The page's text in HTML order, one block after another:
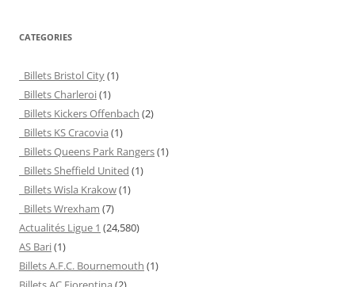
CATEGORIES
Billets Bristol City(1)
Billets Charleroi(1)
Billets Kickers Offenbach (2)
Billets KS Cracovia (1)
Billets Queens Park Rangers(1)
Billets Sheffield United (1)
Billets Wisla Krakow(1)
Billets Wrexham (7)
Actualités Ligue 1 (24,580)
AS Bari(1)
Billets A.F.C. Bournemouth (1)